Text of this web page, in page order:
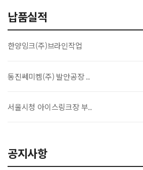
납품실적
한양잉크(주)브라인작업
동진쎄미켐(주) 발안공장 ..
서울시청 아이스링크장 부..
공지사항